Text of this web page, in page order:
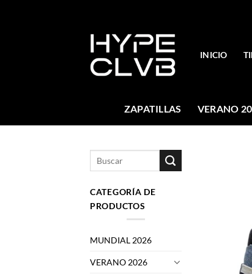
INICIO
ZAPATILLAS VERANO
CATEGORÍA DE
PRODUCTOS
MUNDIAL 2026
VERANO 2026